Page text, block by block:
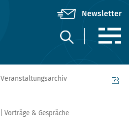
Veranstaltungsarchiv
Vorträge & Gespräche